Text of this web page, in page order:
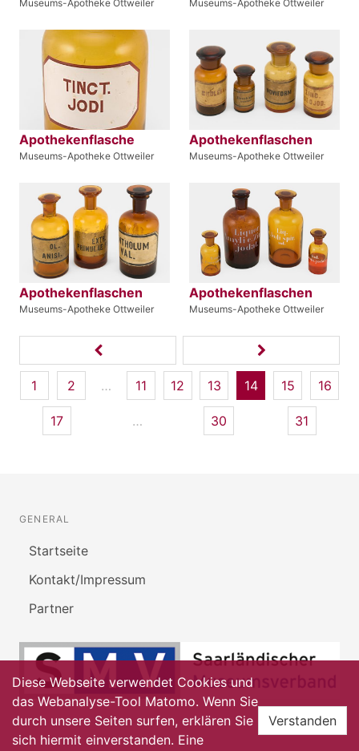
Museums-Apotheke Ottweiler Museums-Apotheke Ottweiler
Apothekenflasche
Museums-Apotheke Ottweiler
Apothekenflaschen
Museums-Apotheke Ottweiler
Apothekenflaschen
Museums-Apotheke Ottweiler
Apothekenflaschen
Museums-Apotheke Ottweiler
1 2 … 11 12 13 14 15 16
17 … 30 31
GENERAL
Startseite
Kontakt/Impressum
Partner
Diese Webseite verwendet Cookies und
das Webanalyse-Tool Matomo. Wenn Sie
durch unsere Seiten surfen, erklären Sie
sich hiermit einverstanden. Eine
Verstanden